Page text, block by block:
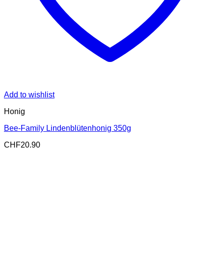
Add to wishlist
Honig
Bee-Family Lindenblütenhonig 350g
CHF20.90